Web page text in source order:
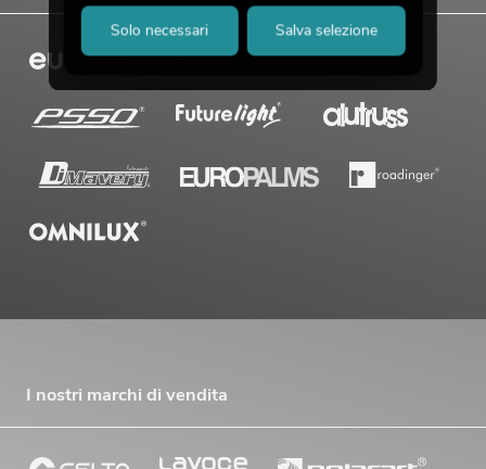
I nostri marchi di vendita
Solo necessari Salva selezione